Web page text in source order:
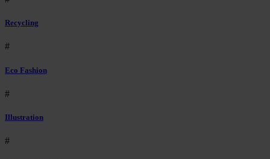
Recycling
#
Eco Fashion
#
Illustration
#